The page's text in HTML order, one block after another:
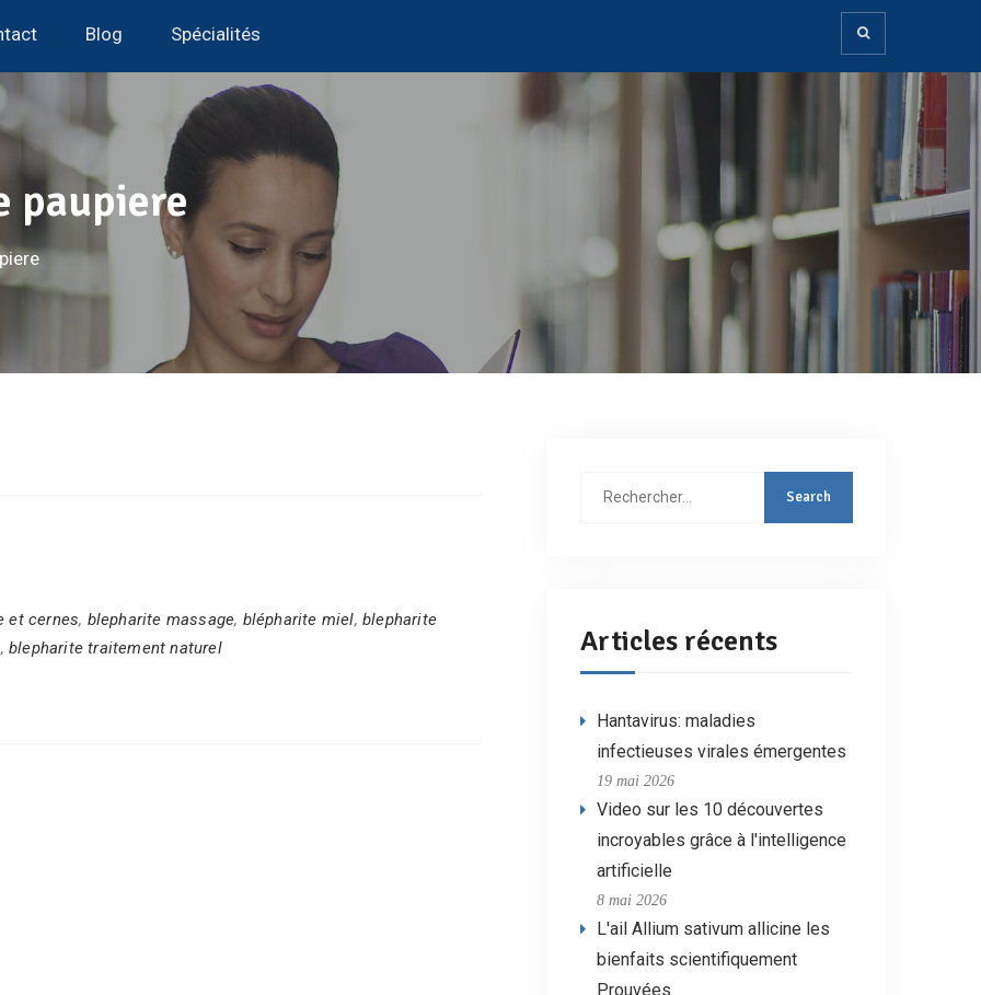
Blog Spécialités
paupiere
et cernes, blepharite massage, blépharite miel,blepharite
,blepharite traitement naturel
Rechercher
Articles récents
Hantavirus: maladies
infectieuses virales émergentes
19 mai 2026
Video sur les 10 découvertes
incroyables grâce à l'intelligence
artificielle
8 mai 2026
L'ail Allium sativum allicine les
bienfaits scientifiquement
Prouvées